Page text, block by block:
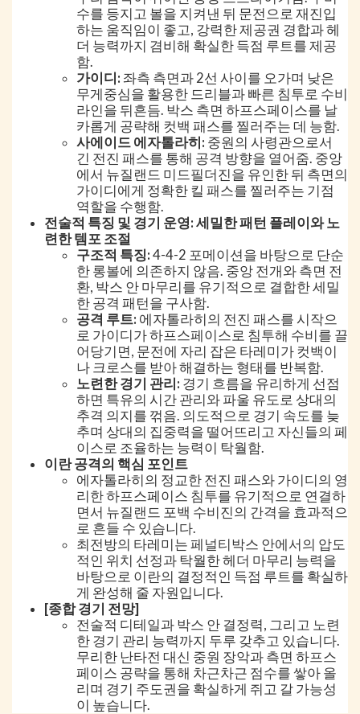
수를 등지고 볼을 지켜낸 뒤 문전으로 재진입
하는 움직임이 좋고, 강력한 제공권 경합과 헤
더 능력까지 겸비해 확실한 득점 루트를 제공
함.
가이디: 좌측 측면과 2선 사이를 오가며 낮은
무게중심을 활용한 드리블과 빠른 침투로 수비
라인을 뒤흔듬. 박스 측면 하프스페이스를 날
카롭게 공략해 컷백 패스를 찔러주는 데 능함.
사에이드 에자톨라히: 중원의 사령관으로서
긴 전진 패스를 통해 공격 방향을 열어줌. 중앙
에서 뉴질랜드 미드필더진을 유인한 뒤 측면의
가이디에게 정확한 킬 패스를 찔러주는 기점
역할을 수행함.
전술적 특징 및 경기 운영: 세밀한 패턴 플레이와 노
련한 템포 조절
구조적 특징: 4-4-2 포메이션을 바탕으로 단순
한 롱볼에 의존하지 않음. 중앙 전개와 측면 전
환, 박스 안 마무리를 유기적으로 결합한 세밀
한 공격 패턴을 구사함.
공격 루트: 에자톨라히의 전진 패스를 시작으
로 가이디가 하프스페이스로 침투해 수비를 끌
어당기면, 문전에 자리 잡은 타레미가 컷백이
나 크로스를 받아 해결하는 형태를 반복함.
노련한 경기 관리: 경기 흐름을 유리하게 선점
하면 특유의 시간 관리와 파울 유도로 상대의
추격 의지를 꺾음. 의도적으로 경기 속도를 늦
추며 상대의 집중력을 떨어뜨리고 자신들의 페
이스로 조율하는 능력이 탁월함.
이란 공격의 핵심 포인트
에자톨라히의 정교한 전진 패스와 가이디의 영
리한 하프스페이스 침투를 유기적으로 연결하
면서 뉴질랜드 포백 수비진의 간격을 효과적으
로 흔들 수 있습니다.
최전방의 타레미는 페널티박스 안에서의 압도
적인 위치 선정과 탁월한 헤더 마무리 능력을
바탕으로 이란의 결정적인 득점 루트를 확실하
게 완성해 줄 자원입니다.
[종합 경기 전망]
전술적 디테일과 박스 안 결정력, 그리고 노련
한 경기 관리 능력까지 두루 갖추고 있습니다.
무리한 난타전 대신 중원 장악과 측면 하프스
페이스 공략을 통해 차근차근 점수를 쌓아 올
리며 경기 주도권을 확실하게 쥐고 갈 가능성
이 높습니다.